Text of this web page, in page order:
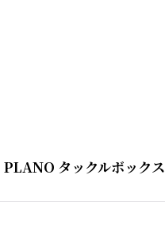
PLANO タックルボックス